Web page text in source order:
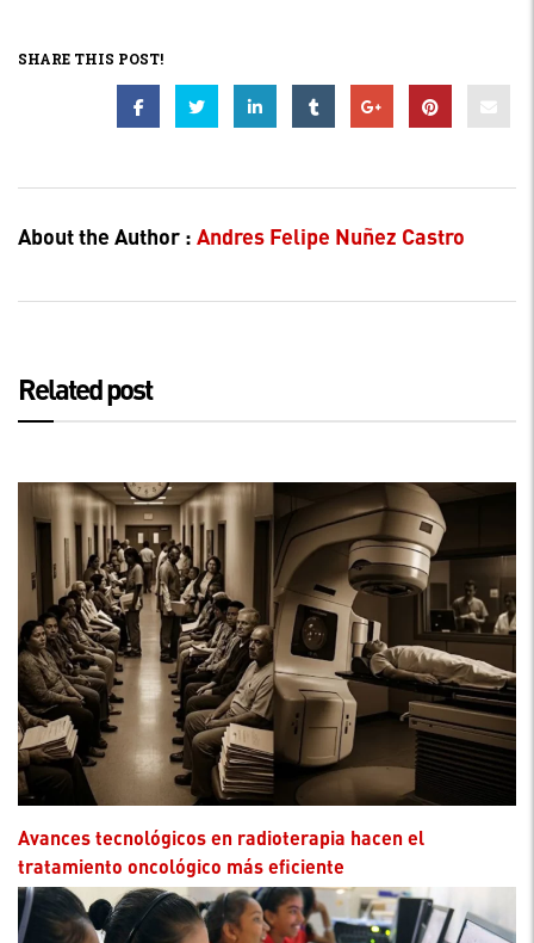
SHARE THIS POST!
About the Author : Andres Felipe Nuñez Castro
Related post
Avances tecnológicos en radioterapia hacen el
tratamiento oncológico más eficiente